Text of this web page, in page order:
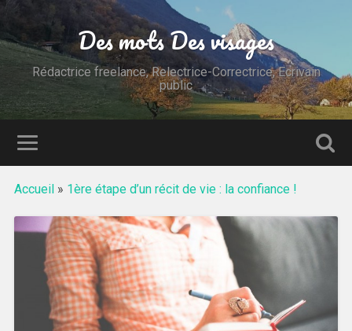
Des mots Des visages
Rédactrice freelance, Relectrice-Correctrice, Ecrivain
public
Accueil» 1ère étape d’un récit de vie : la confiance !